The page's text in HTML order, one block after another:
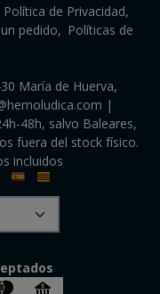
Política de Privacidad
pedido
Políticas de
María de Huerva,
|
48h, salvo Baleares,
fuera del stock físico.
incluidos